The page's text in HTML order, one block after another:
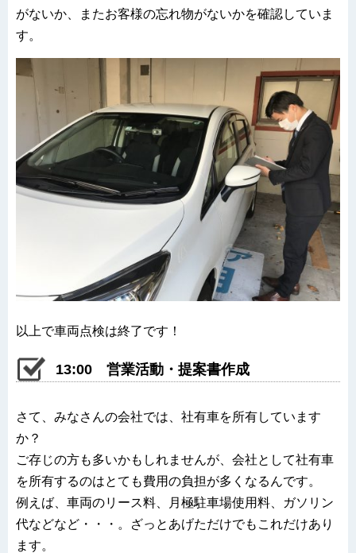
がないか、またお客様の忘れ物がないかを確認していま
す。
以上で車両点検は終了です！
13:00 営業活動・提案書作成
さて、みなさんの会社では、社有車を所有しています
か？
ご存じの方も多いかもしれませんが、会社として社有車
を所有するのはとても費用の負担が多くなるんです。
例えば、車両のリース料、月極駐車場使用料、ガソリン
代などなど・・・。ざっとあげただけでもこれだけあり
ます。